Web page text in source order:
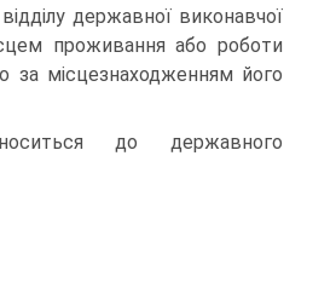
державної виконавчої
проживання або роботи
за місцезнаходженням його
до державного